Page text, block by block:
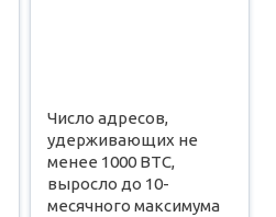
Число адресов,
удерживающих не
менее 1000 BTC,
выросло до 10-
месячного максимума